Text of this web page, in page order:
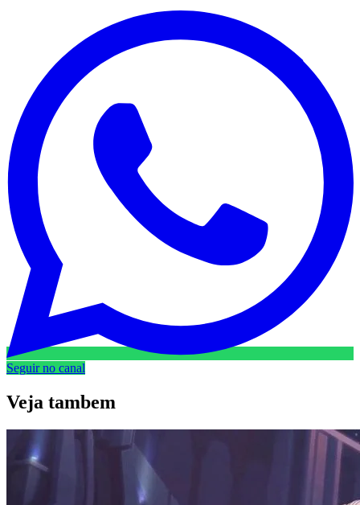
Seguir no canal
Veja tambem